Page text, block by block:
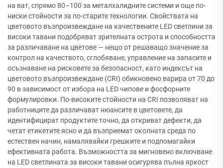
на ват, спрямо 80–100 за металхалидните системи и още по-
ниски стойности за по-старите технологии. Свойствата на
цветовото възпроизвеждане на качествените LED светлини за
високи тавани подобряват зрителната острота и способността
за различаване на цветове — нещо от решаващо значение за
контрол на качеството, сглобяване, управление на запасите и
осъзнаване на рисковете за безопасност, като индексът на
цветовото възпроизвеждане (CRI) обикновено варира от 70 до
90 в зависимост от избора на LED чипове и фосфорните
формулировки. По-високите стойности на CRI позволяват на
работниците да различават нюансите в цветовете, да
идентифицират продуктите точно, да откриват дефекти, да
четат етикетите ясно и да възприемат околната среда по
естествен начин, намалявайки грешките и подпомагайки
ефективната работа. Възможността за мигновено включване
на LED светлината за високи тавани осигурява пълна яркост